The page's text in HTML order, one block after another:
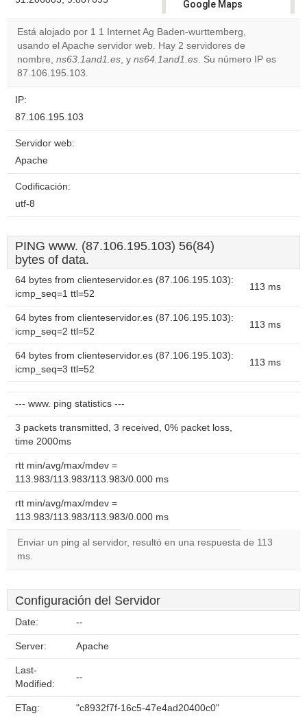
Google Maps
correctly.
Do you
own this
OK
Está alojado por 1 1 Internet Ag Baden-wurttemberg,
usando el Apache servidor web. Hay 2 servidores de
nombre, ns63.1and1.es, y ns64.1and1.es. Su número IP es
87.106.195.103.
IP:
87.106.195.103
Servidor web:
Apache
Codificación:
utf-8
PING www. (87.106.195.103) 56(84)
bytes of data.
64 bytes from clienteservidor.es (87.106.195.103):
icmp_seq=1 ttl=52
113 ms
64 bytes from clienteservidor.es (87.106.195.103):
icmp_seq=2 ttl=52
113 ms
64 bytes from clienteservidor.es (87.106.195.103):
icmp_seq=3 ttl=52
113 ms
--- www. ping statistics ---
3 packets transmitted, 3 received, 0% packet loss,
time 2000ms
rtt min/avg/max/mdev =
113.983/113.983/113.983/0.000 ms
rtt min/avg/max/mdev =
113.983/113.983/113.983/0.000 ms
Enviar un ping al servidor, resultó en una respuesta de 113
ms.
Configuración del Servidor
Date: --
Server: Apache
Last-
Modified:
--
ETag: "c8932f7f-16c5-47e4ad20400c0"